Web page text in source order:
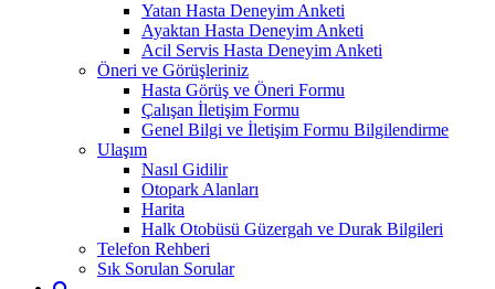
Yatan Hasta Deneyim Anketi
Ayaktan Hasta Deneyim Anketi
Acil Servis Hasta Deneyim Anketi
Öneri ve Görüşleriniz
Hasta Görüş ve Öneri Formu
Çalışan İletişim Formu
Genel Bilgi ve İletişim Formu Bilgilendirme
Ulaşım
Nasıl Gidilir
Otopark Alanları
Harita
Halk Otobüsü Güzergah ve Durak Bilgileri
Telefon Rehberi
Sık Sorulan Sorular